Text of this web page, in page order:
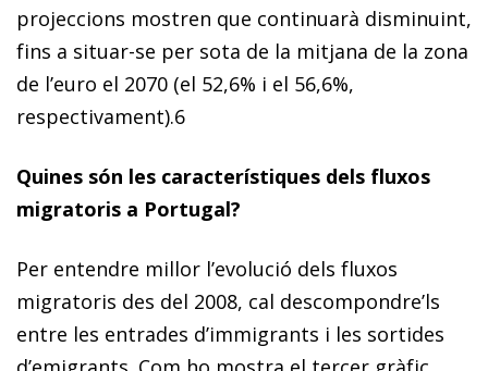
projeccions mostren que continuarà disminuint,
fins a situar-se per sota de la mitjana de la zona
de l’euro el 2070 (el 52,6% i el 56,6%,
respectivament).6
Quines són les característiques dels fluxos
migratoris a Portugal?
Per entendre millor l’evolució dels fluxos
migratoris des del 2008, cal descompondre’ls
entre les entrades d’immigrants i les sortides